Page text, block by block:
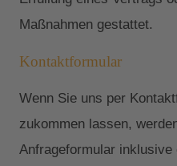
Maßnahmen gestattet.
Kontaktformular
Wenn Sie uns per
zukommen lassen,
Anfrageformular